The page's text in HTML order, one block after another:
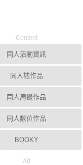
Content
同人活動資訊
同人誌作品
同人周邊作品
同人數位作品
BOOKY
Ad